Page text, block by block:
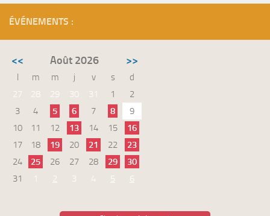
ÉVÉNEMENTS :
<< Août 2026 >>
l m m j v s
d
27
28 29 30 31 1
2
3
4 5 6 7 8
9
10
11 12 13 14 15
16
17
18 19 20 21 22
23
24
25 26 27 28 29
30
31
1 2 3 4 5 6